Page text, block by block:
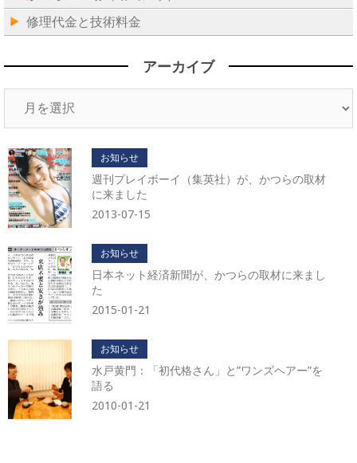
修理代金と技術料金
アーカイブ
イ
ブ
お知らせ
週刊プレイボーイ（集英社）が、かつらの取材
に来ました
2013-07-15
お知らせ
日本ネット経済新聞が、かつらの取材に来まし
た
2015-01-21
お知らせ
水戸黄門：「初代格さん」と”ワンズヘアー”を
語る
2010-01-21